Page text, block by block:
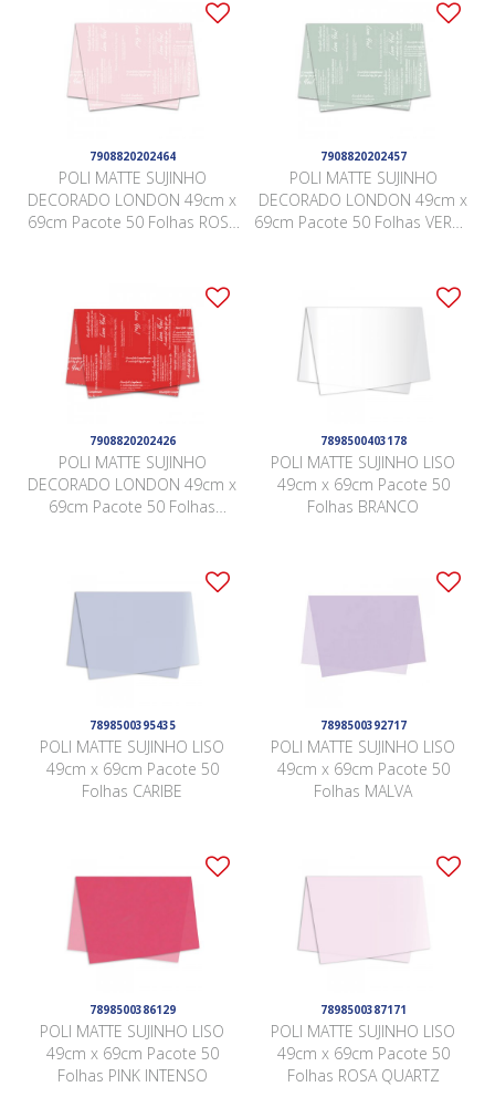
7908820202464
POLI MATTE SUJINHO
DECORADO LONDON 49cm x
69cm Pacote 50 Folhas ROSA
7908820202457
POLI MATTE SUJINHO
DECORADO LONDON 49cm x
69cm Pacote 50 Folhas VERDE
7908820202426
POLI MATTE SUJINHO
DECORADO LONDON 49cm x
69cm Pacote 50 Folhas
7898500403178
POLI MATTE SUJINHO LISO
49cm x 69cm Pacote 50
Folhas BRANCO
7898500395435
POLI MATTE SUJINHO LISO
49cm x 69cm Pacote 50
Folhas CARIBE
7898500392717
POLI MATTE SUJINHO LISO
49cm x 69cm Pacote 50
Folhas MALVA
7898500386129
POLI MATTE SUJINHO LISO
49cm x 69cm Pacote 50
Folhas PINK INTENSO
7898500387171
POLI MATTE SUJINHO LISO
49cm x 69cm Pacote 50
Folhas ROSA QUARTZ